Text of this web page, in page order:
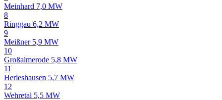
Meinhard 7,0 MW
8
Ringgau 6,2 MW
9
Meißner 5,9 MW
10
Großalmerode 5,8 MW
11
Herleshausen 5,7 MW
12
Wehretal 5,5 MW